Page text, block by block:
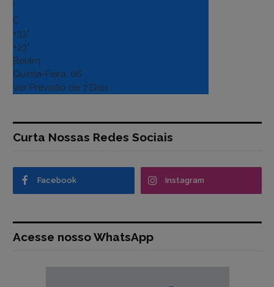
°
C
+33°
+23°
Belém
Quinta-Feira, 06
Ver Previsão de 7 Dias
Curta Nossas Redes Sociais
Facebook Instagram
Acesse nosso WhatsApp